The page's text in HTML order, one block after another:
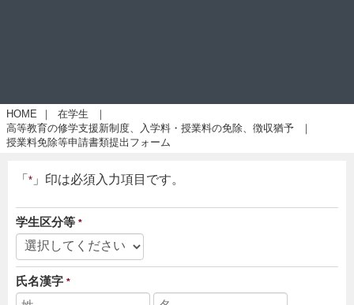
HOME ｜ 在学生
｜
高等教育の修学支援新制度、入学料・授業料の免除、徴収猶予
｜
授業料免除等申請書類提出フォーム
「 * 」印は必須入力項目です。
学生区分等 *
氏名漢字 *